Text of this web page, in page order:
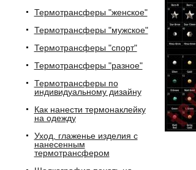
Термотрансферы "женское"
Термотрансферы "мужское"
Термотрансферы "спорт"
Термотрансферы "разное"
Термотрансферы по
индивидуальному дизайну
Как нанести термонаклейку
на одежду
Уход, глаженье изделия с
нанесенным
термотрансфером